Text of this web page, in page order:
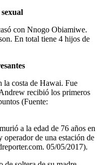
con Nnogo Obiamiwe.
En total tiene 4 hijos de
la costa de Hawai. Fue
recibió los primeros
(Fuente:
a la edad de 76 años en
de una estación de
05/05/2017).